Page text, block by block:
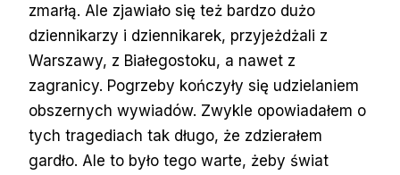
zmarłą. Ale zjawiało się też bardzo dużo
dziennikarzy i dziennikarek, przyjeżdżali z
Warszawy, z Białegostoku, a nawet z
zagranicy. Pogrzeby kończyły się udzielaniem
obszernych wywiadów. Zwykle opowiadałem o
tych tragediach tak długo, że zdzierałem
gardło. Ale to było tego warte, żeby świat